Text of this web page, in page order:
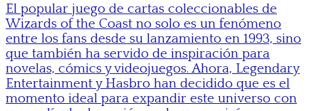
El popular juego de cartas coleccionables de
Wizards of the Coast no solo es un fenómeno
entre los fans desde su lanzamiento en 1993, sino
que también ha servido de inspiración para
novelas, cómics y videojuegos. Ahora, Legendary
Entertainment y Hasbro han decidido que es el
momento ideal para expandir este universo con